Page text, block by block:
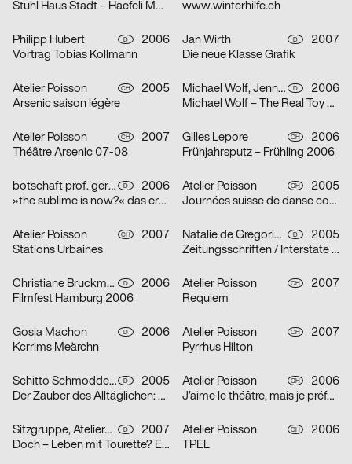
Stuhl Haus Stadt – Haefeli Moser Steiger
www.winterhilfe.ch
Philipp Hubert D
2006
Vortrag Tobias Kollmann
Jan Wirth D
2007
Die neue Klasse Grafik
Atelier Poisson CH
2005
Arsenic saison légère
Michael Wolf, Jennie Boie, Büro für Gestaltung Janssen D
2006
Michael Wolf – The Real Toy Story
Atelier Poisson CH
2007
Théâtre Arsenic 07-08
Gilles Lepore CH
2006
Frühjahrsputz – Frühling 2006
botschaft prof. gertrud nolte visuelle kommunikation und beratung D
2006
»the sublime is now?« das erhabene in der zeitgenössischen kunst
Atelier Poisson CH
2005
Journées suisse de danse contemporaine 2006
Atelier Poisson CH
2007
Stations Urbaines
Natalie de Gregorio, Manuel Dollt, Sebastian Fischer, Philipp Hubert, Tina Pachner D
2005
Zeitungsschriften / Interstate / Zu Peter Behrens / Dialog über Schrift und Typografie / Herbert Bayer und das Bauhaus
Christiane Bruckmann, Ute Necker D
2006
Filmfest Hamburg 2006
Atelier Poisson CH
2007
Requiem
Gosia Machon D
2006
Kcrrims Meärchn
Atelier Poisson CH
2007
Pyrrhus Hilton
Schitto Schmodde Waack Werbeagentur GmbH D
2005
Der Zauber des Alltäglichen: Punk / Unplugged / E-Mail / Tattoo
Atelier Poisson CH
2006
J’aime le théâtre, mais je préfère la télévision
Sitzgruppe, Ateliergemeinschaft selbständiger Grafik-Designerinnen D
2007
Doch – Leben mit Tourette? Erst recht!
Atelier Poisson CH
2006
TPEL